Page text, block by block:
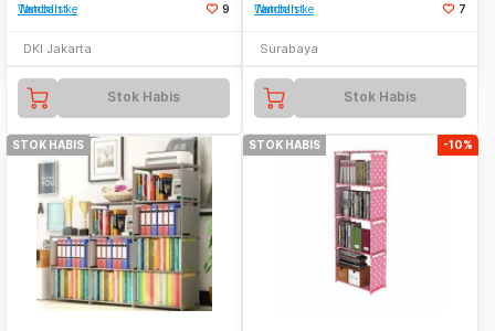
Tambah ke Watchlist 9
DKI Jakarta
Stok Habis
Tambah ke Watchlist 7
Surabaya
Stok Habis
STOK HABIS STOK HABIS -10%